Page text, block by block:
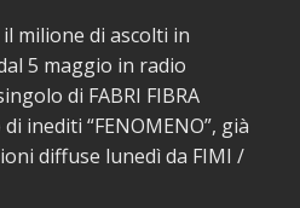
milione di ascolti in
5 maggio in radio
di FABRI FIBRA
inediti “FENOMENO”, già
diffuse lunedì da FIMI /